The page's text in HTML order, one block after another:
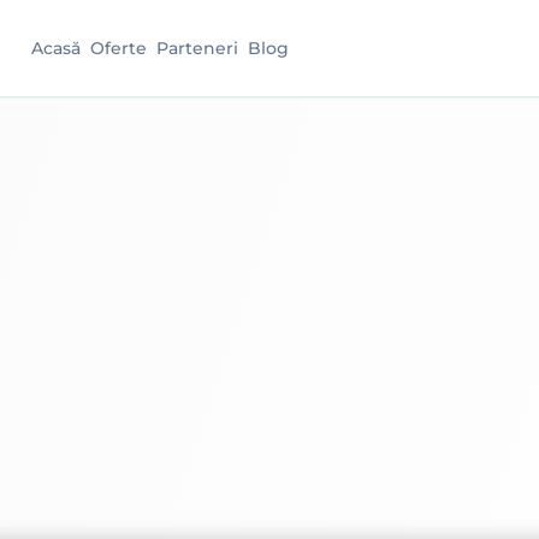
Acasă Oferte Parteneri Blog